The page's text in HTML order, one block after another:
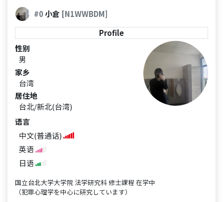
#0小倉 [N1WWBDM]
Profile
性别
男
家乡
台湾
居住地
台北/新北(台湾)
语言
中文(普通话)
英语
日语
国立台北大学大学院 法学研究科 修士課程 在学中
（犯罪心理学を中心に研究しています）